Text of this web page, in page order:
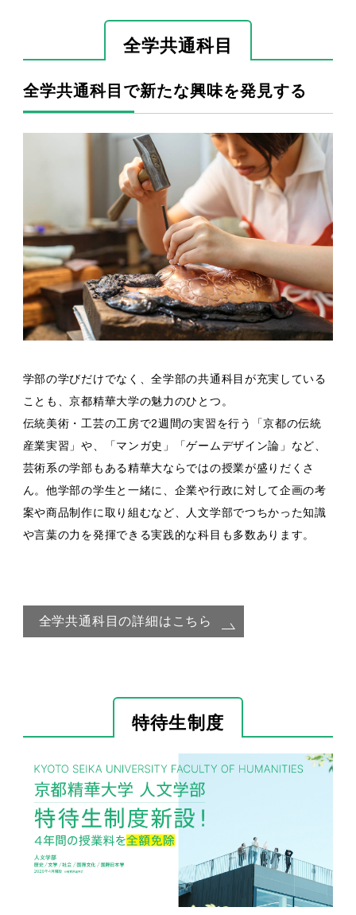
全学共通科目
全学共通科目で新たな興味を発見する
学部の学びだけでなく、全学部の共通科目が充実している
ことも、京都精華大学の魅力のひとつ。
伝統美術・工芸の工房で2週間の実習を行う「京都の伝統
産業実習」や、「マンガ史」「ゲームデザイン論」など、
芸術系の学部もある精華大ならではの授業が盛りだくさ
ん。他学部の学生と一緒に、企業や行政に対して企画の考
案や商品制作に取り組むなど、人文学部でつちかった知識
や言葉の力を発揮できる実践的な科目も多数あります。
全学共通科目の詳細はこちら
特待生制度